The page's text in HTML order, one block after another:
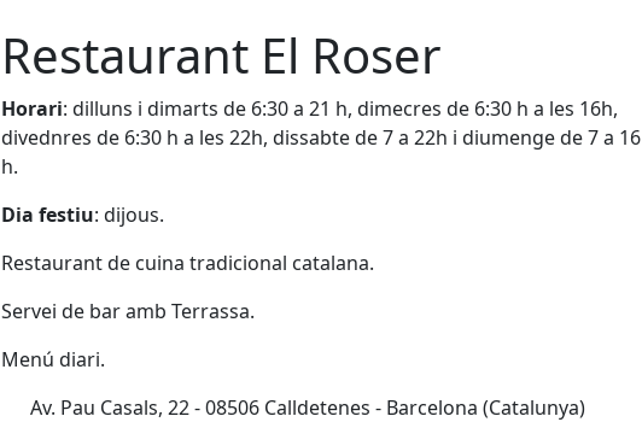
Restaurant El Roser
Horari: dilluns i dimarts de 6:30 a 21 h, dimecres de 6:30 h a les 16h,
divednres de 6:30 h a les 22h, dissabte de 7 a 22h i diumenge de 7 a 16
h.
Dia festiu: dijous.
Restaurant de cuina tradicional catalana.
Servei de bar amb Terrassa.
Menú diari.
Av. Pau Casals, 22 - 08506 Calldetenes - Barcelona (Catalunya)